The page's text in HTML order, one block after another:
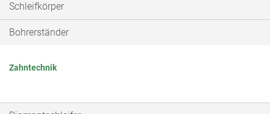
Schleifkörper
Bohrerständer
Zahntechnik